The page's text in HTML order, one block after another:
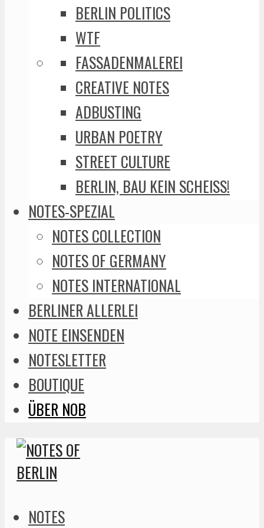
BERLIN POLITICS
WTF
FASSADENMALEREI
CREATIVE NOTES
ADBUSTING
URBAN POETRY
STREET CULTURE
BERLIN, BAU KEIN SCHEISS!
NOTES-SPEZIAL
NOTES COLLECTION
NOTES OF GERMANY
NOTES INTERNATIONAL
BERLINER ALLERLEI
NOTE EINSENDEN
NOTESLETTER
BOUTIQUE
ÜBER NOB
NOTES